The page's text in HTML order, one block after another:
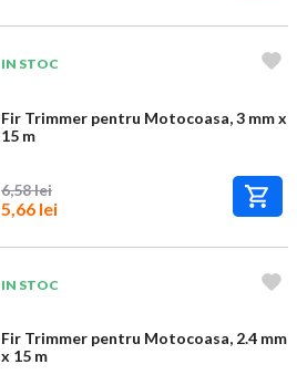
IN STOC
Fir Trimmer pentru Motocoasa, 3 mm x
15 m
6,58 lei
5,66 lei
IN STOC
Fir Trimmer pentru Motocoasa, 2.4 mm
x 15 m